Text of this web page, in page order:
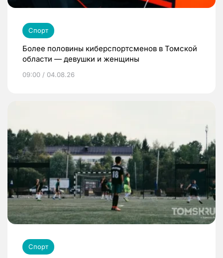
Спорт
Более половины киберспортсменов в Томской
области — девушки и женщины
09:00 / 04.08.26
Спорт